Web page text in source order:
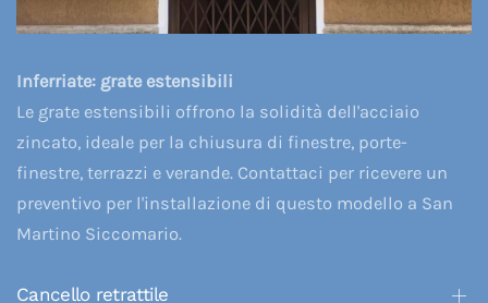
Inferriate: grate estensibili
Le grate estensibili offrono la solidità dell'acciaio
zincato, ideale per la chiusura di finestre, porte-
finestre, terrazzi e verande. Contattaci per ricevere un
preventivo per l'installazione di questo modello a San
Martino Siccomario.
Cancello retrattile